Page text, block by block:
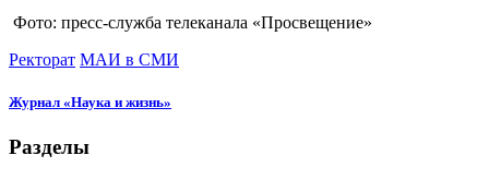
Фото: пресс-служба телеканала «Просвещение»
Ректорат МАИ в СМИ
Журнал «Наука и жизнь»
Разделы